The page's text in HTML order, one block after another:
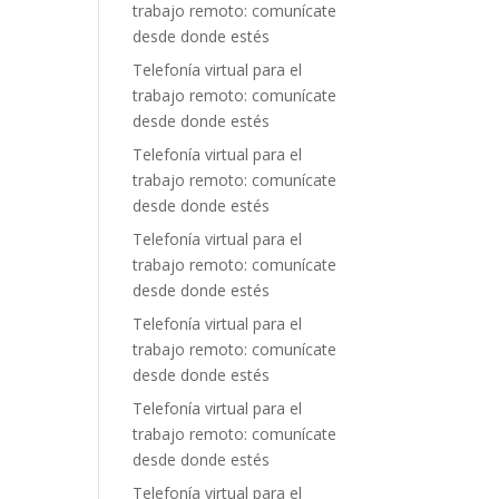
trabajo remoto: comunícate
desde donde estés
Telefonía virtual para el
trabajo remoto: comunícate
desde donde estés
Telefonía virtual para el
trabajo remoto: comunícate
desde donde estés
Telefonía virtual para el
trabajo remoto: comunícate
desde donde estés
Telefonía virtual para el
trabajo remoto: comunícate
desde donde estés
Telefonía virtual para el
trabajo remoto: comunícate
desde donde estés
Telefonía virtual para el